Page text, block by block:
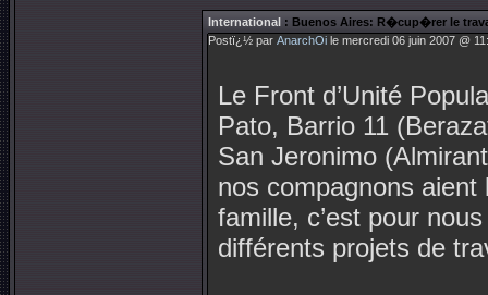
International : Buenos Aires: R�cup�rer le
Postï¿½ par AnarchOi le mercredi 06 juin 2007 @
Le Front d’Unité
Pato, Barrio 11
San Jeronimo
nos compagnons
famille, c’est pour
différents projets de